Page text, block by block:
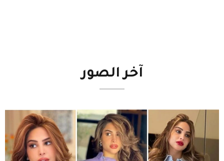
آخر الصور